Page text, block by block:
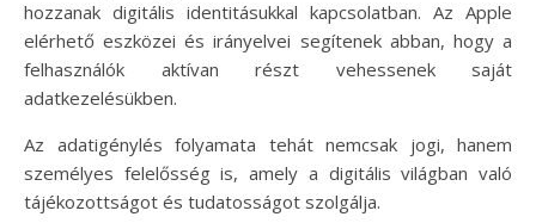
hozzanak digitális identitásukkal kapcsolatban. Az Apple
elérhető eszközei és irányelvei segítenek abban, hogy a
felhasználók aktívan részt vehessenek saját
adatkezelésükben.
Az adatigénylés folyamata tehát nemcsak jogi, hanem
személyes felelősség is, amely a digitális világban való
tájékozottságot és tudatosságot szolgálja.